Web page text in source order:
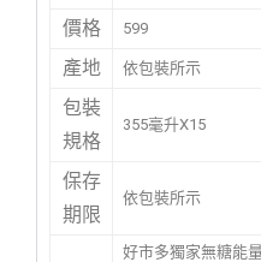
價格 599
產地 依包裝所示
包裝
規格
355毫升X15
保存
期限
依包裝所示
好市多獨家無糖能